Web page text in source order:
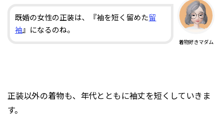
着物好きマダム
既婚の女性の正装は、『袖を短く留めた留
袖』になるのね。
正装以外の着物も、年代とともに袖丈を短くしていきま
す。